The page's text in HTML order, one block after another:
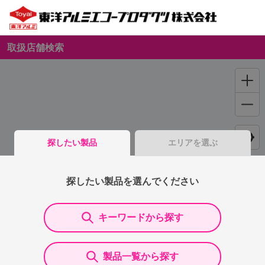
取扱店舗検索
探したい製品 エリアを選ぶ
探したい製品を選んでください
キーワードから探す
製品一覧から探す